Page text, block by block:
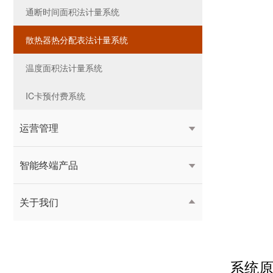
通断时间面积法计量系统
散热器热分配表法计量系统
温度面积法计量系统
IC卡预付费系统
运营管理 
智能终端产品 
关于我们 
系统